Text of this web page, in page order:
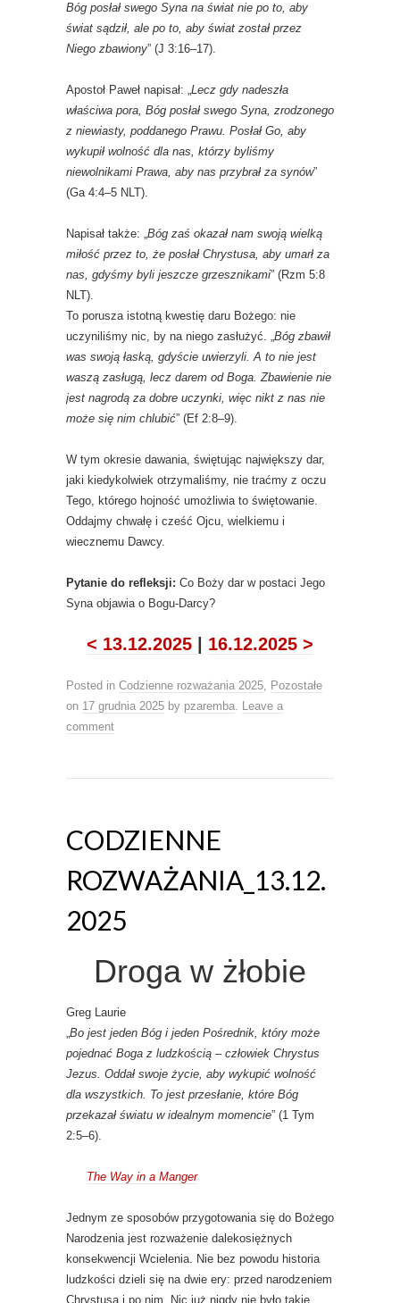
Bóg posłał swego Syna na świat nie po to, aby
świat sądził, ale po to, aby świat został przez
Niego zbawiony” (J 3:16–17).
Apostoł Paweł napisał: „Lecz gdy nadeszła
właściwa pora, Bóg posłał swego Syna, zrodzonego
z niewiasty, poddanego Prawu. Posłał Go, aby
wykupił wolność dla nas, którzy byliśmy
niewolnikami Prawa, aby nas przybrał za synów”
(Ga 4:4–5 NLT).
Napisał także: „Bóg zaś okazał nam swoją wielką
miłość przez to, że posłał Chrystusa, aby umarł za
nas, gdyśmy byli jeszcze grzesznikami” (Rzm 5:8
NLT).
To porusza istotną kwestię daru Bożego: nie
uczyniliśmy nic, by na niego zasłużyć. „Bóg zbawił
was swoją łaską, gdyście uwierzyli. A to nie jest
waszą zasługą, lecz darem od Boga. Zbawienie nie
jest nagrodą za dobre uczynki, więc nikt z nas nie
może się nim chlubić” (Ef 2:8–9).
W tym okresie dawania, świętując największy dar,
jaki kiedykolwiek otrzymaliśmy, nie traćmy z oczu
Tego, którego hojność umożliwia to świętowanie.
Oddajmy chwałę i cześć Ojcu, wielkiemu i
wiecznemu Dawcy.
Pytanie do refleksji: Co Boży dar w postaci Jego
Syna objawia o Bogu-Darcy?
< 13.12.2025 16.12.2025 >
Posted in Codzienne rozważania 2025, Pozostałe
on 17 grudnia 2025 by pzaremba. Leave a
comment
CODZIENNE
ROZWAŻANIA_13.12.
2025
Droga w żłobie
Greg Laurie
„Bo jest jeden Bóg i jeden Pośrednik, który może
pojednać Boga z ludzkością – człowiek Chrystus
Jezus. Oddał swoje życie, aby wykupić wolność
dla wszystkich. To jest przesłanie, które Bóg
przekazał światu w idealnym momencie” (1 Tym
2:5–6).
The Way in a Manger
Jednym ze sposobów przygotowania się do Bożego
Narodzenia jest rozważenie dalekosiężnych
konsekwencji Wcielenia. Nie bez powodu historia
ludzkości dzieli się na dwie ery: przed narodzeniem
Chrystusa i po nim. Nic już nigdy nie było takie